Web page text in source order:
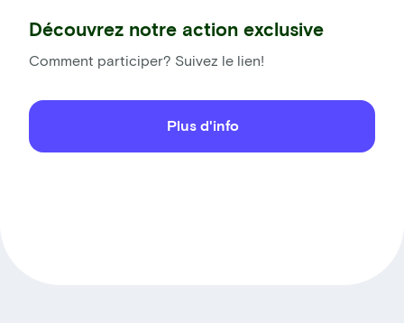
Découvrez notre action exclusive
Comment participer? Suivez le lien!
Plus d'info